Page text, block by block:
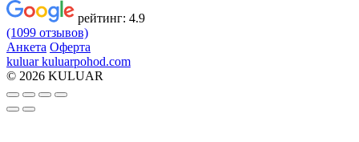
рейтинг: 4.9
(1099 отзывов)
Анкета Оферта
kuluar kuluarpohod.com
© 2026 KULUAR